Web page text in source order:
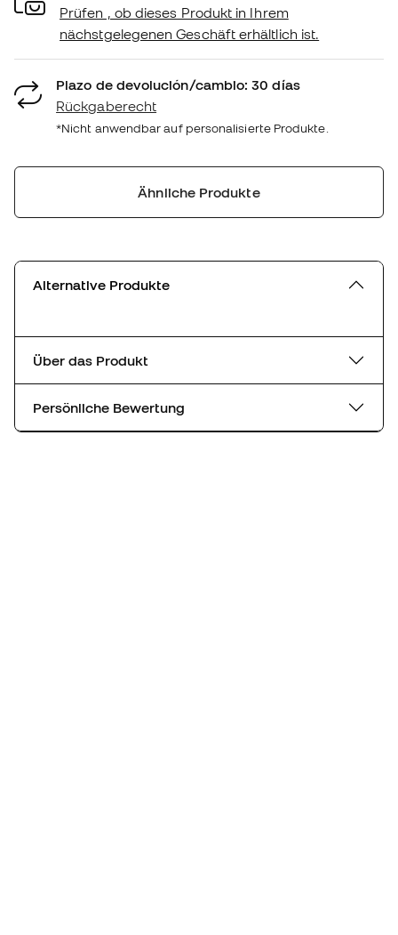
Prüfen , ob dieses Produkt in Ihrem
nächstgelegenen Geschäft erhältlich ist.
Plazo de devolución/cambio: 30 días
Rückgaberecht
*Nicht anwendbar auf personalisierte Produkte.
Ähnliche Produkte
Alternative Produkte
Über das Produkt
Persönliche Bewertung